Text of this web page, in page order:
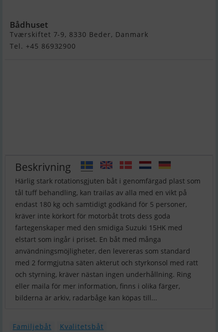
Bådhuset
Tværskiftet 7-9, 8330 Beder, Danmark
Tel. +45 86932900
Beskrivning
Härlig stark rotationsgjuten båt i genomfärgad plast som
tål tuff behandling, kan trailas av alla med en vikt på
endast 180 kg och samtidigt godkänd för 5 personer,
kräver inte körkort för motorbåt trots dess goda
fartegenskaper med den smidiga Suzuki 15HK med
elstart som ingår i priset. En båt med många
användningsmöjligheter, den levereras som standard
med 2 formgjutna säten akterut och styrkonsol med ratt
och styrning, kräver nästan ingen underhållning. Ring
eller maila för mer information, finns i olika färger,
bilderna är arkiv, radarbåge kan köpas till...
Familjebåt
Kvalitetsbåt